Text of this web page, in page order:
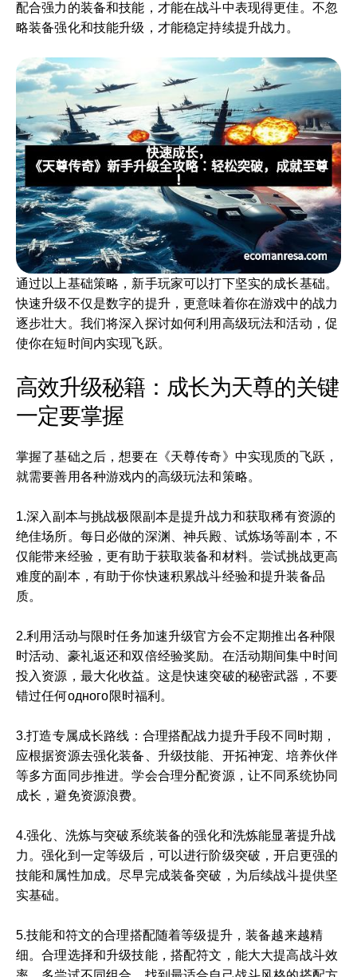
配合强力的装备和技能，才能在战斗中表现得更佳。不忽
略装备强化和技能升级，才能稳定持续提升战力。
通过以上基础策略，新手玩家可以打下坚实的成长基础。
快速升级不仅是数字的提升，更意味着你在游戏中的战力
逐步壮大。我们将深入探讨如何利用高级玩法和活动，促
使你在短时间内实现飞跃。
高效升级秘籍：成长为天尊的关键
一定要掌握
掌握了基础之后，想要在《天尊传奇》中实现质的飞跃，
就需要善用各种游戏内的高级玩法和策略。
1.深入副本与挑战极限副本是提升战力和获取稀有资源的
绝佳场所。每日必做的深渊、神兵殿、试炼场等副本，不
仅能带来经验，更有助于获取装备和材料。尝试挑战更高
难度的副本，有助于你快速积累战斗经验和提升装备品
质。
2.利用活动与限时任务加速升级官方会不定期推出各种限
时活动、豪礼返还和双倍经验奖励。在活动期间集中时间
投入资源，最大化收益。这是快速突破的秘密武器，不要
错过任何одного限时福利。
3.打造专属成长路线：合理搭配战力提升手段不同时期，
应根据资源去强化装备、升级技能、开拓神宠、培养伙伴
等多方面同步推进。学会合理分配资源，让不同系统协同
成长，避免资源浪费。
4.强化、洗炼与突破系统装备的强化和洗炼能显著提升战
力。强化到一定等级后，可以进行阶级突破，开启更强的
技能和属性加成。尽早完成装备突破，为后续战斗提供坚
实基础。
5.技能和符文的合理搭配随着等级提升，装备越来越精
细。合理选择和升级技能，搭配符文，能大大提高战斗效